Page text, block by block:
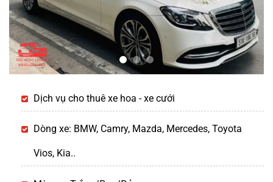
Dịch vụ cho thuê xe hoa - xe cưới
Dòng xe: BMW, Camry, Mazda, Mercedes, Toyota
Vios, Kia..